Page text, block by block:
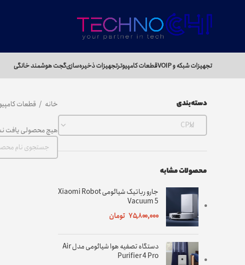
تجهیزات شبکه و VOIP قطعات کامپیوترتجهیزات ذخیره‌سازیگجت هوشمند خانگی
دسته‌بندی
CPU
محصولات مشابه
جارو رباتیک شیائومی Xiaomi Robot
Vacuum 5
۷۵,۸۰۰,۰۰۰ تومان
دستگاه تصفیه هوا شیائومی مدل Air
Purifier 4 Pro
خانه قطعات
هیچ محصولی یافت